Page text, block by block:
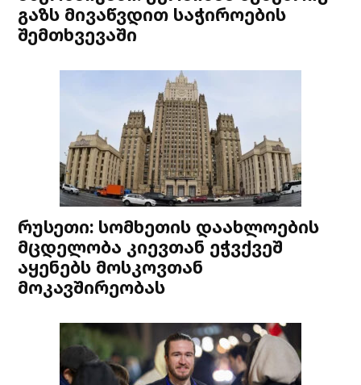
გაზს მივაწვდით საჭიროების
შემთხვევაში
რუსეთი: სომხეთის დაახლოების
მცდელობა კიევთან ეჭვქვეშ
აყენებს მოსკოვთან
მოკავშირეობას